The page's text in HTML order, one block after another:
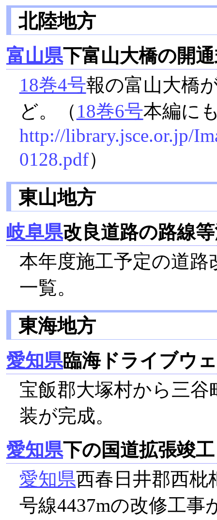
北陸地方
富山県下富山大橋の開
18巻4号報の富山大橋
ど。（ 18巻6号本編に
http://library.jsce.or.jp/
0128.pdf）
東山地方
岐阜県改良道路の路線
本年度施工予定の道
一覧。
東海地方
愛知県臨海ドライブウ
宝飯郡大塚村から三谷
装が完成。
愛知県下の国道拡張竣工
愛知県西春日井郡西枇
号線4437mの改修工事